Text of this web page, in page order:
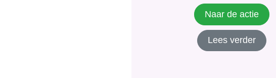
gelegenheid. Dit prachtige
overhemd kost normaal
ontvangt hem nu exclusief
Naar de actie
Lees verder